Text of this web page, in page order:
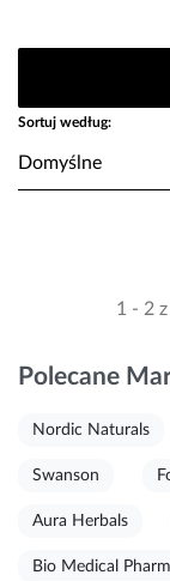
Sortuj według:
1 - 2
Polecane
Nordic Naturals
Swanson
Aura Herbals
Bio Medical